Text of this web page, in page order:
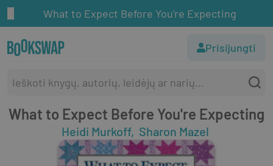
What to Expect Before You're Expecting
Prisijungti
What to Expect Before You're Expecting
Heidi Murkoff Sharon Mazel